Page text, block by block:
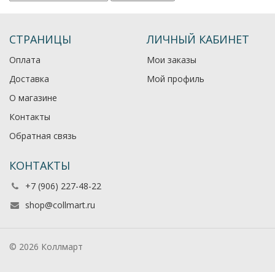
СТРАНИЦЫ
Оплата
Доставка
О магазине
Контакты
Обратная связь
ЛИЧНЫЙ КАБИНЕТ
Мои заказы
Мой профиль
КОНТАКТЫ
+7 (906) 227-48-22
shop@collmart.ru
© 2026 Коллмарт